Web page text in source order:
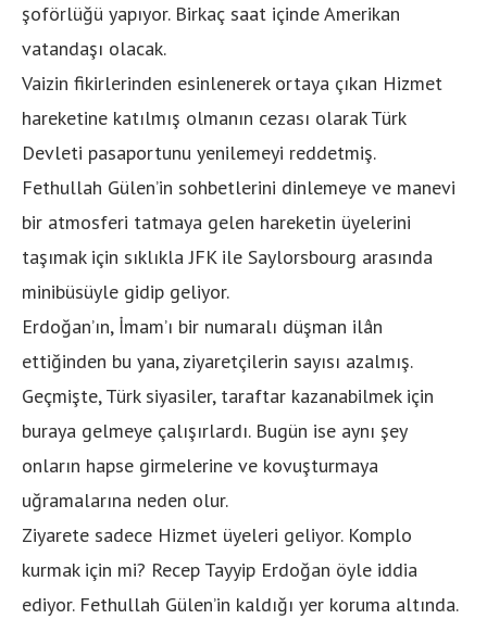
şoförlüğü yapıyor. Birkaç saat içinde Amerikan
vatandaşı olacak.
Vaizin fikirlerinden esinlenerek ortaya çıkan Hizmet
hareketine katılmış olmanın cezası olarak Türk
Devleti pasaportunu yenilemeyi reddetmiş.
Fethullah Gülen’in sohbetlerini dinlemeye ve manevi
bir atmosferi tatmaya gelen hareketin üyelerini
taşımak için sıklıkla JFK ile Saylorsbourg arasında
minibüsüyle gidip geliyor.
Erdoğan’ın, İmam’ı bir numaralı düşman ilân
ettiğinden bu yana, ziyaretçilerin sayısı azalmış.
Geçmişte, Türk siyasiler, taraftar kazanabilmek için
buraya gelmeye çalışırlardı. Bugün ise aynı şey
onların hapse girmelerine ve kovuşturmaya
uğramalarına neden olur.
Ziyarete sadece Hizmet üyeleri geliyor. Komplo
kurmak için mi? Recep Tayyip Erdoğan öyle iddia
ediyor. Fethullah Gülen’in kaldığı yer koruma altında.